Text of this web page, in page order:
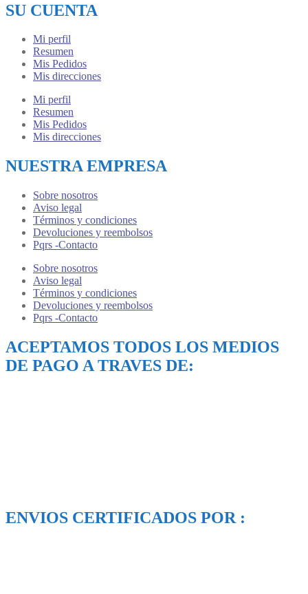
SU CUENTA
Mi perfil
Resumen
Mis Pedidos
Mis direcciones
Mi perfil
Resumen
Mis Pedidos
Mis direcciones
NUESTRA EMPRESA
Sobre nosotros
Aviso legal
Términos y condiciones
Devoluciones y reembolsos
Pqrs -Contacto
Sobre nosotros
Aviso legal
Términos y condiciones
Devoluciones y reembolsos
Pqrs -Contacto
ACEPTAMOS TODOS LOS MEDIOS
DE PAGO A TRAVES DE:
ENVIOS CERTIFICADOS POR :